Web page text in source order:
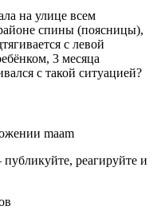
на улице всем
спины (поясницы),
с левой
3 месяца
с такой ситуацией?
maam
реагируйте и